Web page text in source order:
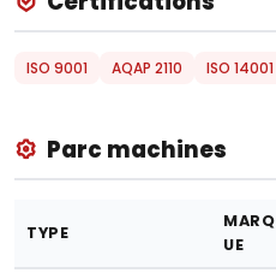
ISO 9001 AQAP 2110 ISO 14001
Parc machines
TYPE
MARQ
UE